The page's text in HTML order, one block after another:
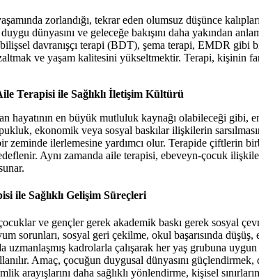
zorlandığı, tekrar eden olumsuz düşünce
dünyasını ve geleceğe bakışını daha yakından
davranışçı terapi (BDT), şema terapi, EMDR
ve yaşam kalitesini yükseltmektir. Terapi, kişinin
Terapisi ile Sağlıklı İletişim Kültürü
hayatının en büyük mutluluk kaynağı olabileceği gibi,
ekonomik veya sosyal baskılar ilişkilerin
zeminde ilerlemesine yardımcı olur. Terapide
Aynı zamanda aile terapisi, ebeveyn-çocuk
ile Sağlıklı Gelişim Süreçleri
ve gençler gerek akademik baskı gerek sosyal
sorunları, sosyal geri çekilme, okul başarısında
uzmanlaşmış kadrolarla çalışarak her yaş grubuna
Amaç, çocuğun duygusal dünyasını
arayışlarını daha sağlıklı yönlendirme, kişisel